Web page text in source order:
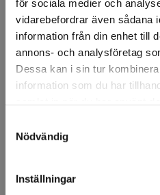
för sociala medier och
vidarebefordrar även sådana
information från din enhet till
annons- och analysföretag
Dessa kan i sin tur
information som du har
Nödvändig
Inställningar
Specifikation
Fråga om produkt
Om tillverkaren